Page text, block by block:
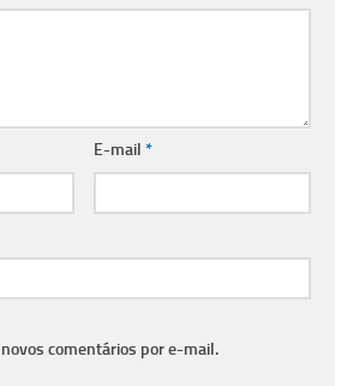
E-mail *
comentários por e-mail.